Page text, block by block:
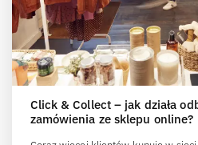
Click & Collect – jak działa
zamówienia ze sklepu online?